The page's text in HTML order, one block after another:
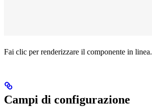
Fai clic per renderizzare il componente in linea.
Campi di configurazione